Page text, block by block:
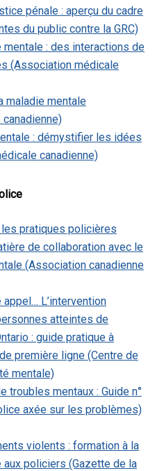
pénale : aperçu du cadre
du public contre la GRC)
mentale : des interactions de
(Association médicale
maladie mentale
: démystifier les idées
canadienne)
pratiques policières
de collaboration avec le
(Association canadienne
appel… L’intervention
atteintes de
: guide pratique à
première ligne (Centre de
mentale)
troubles mentaux : Guide n°
axée sur les problèmes)
violents : formation à la
policiers (Gazette de la